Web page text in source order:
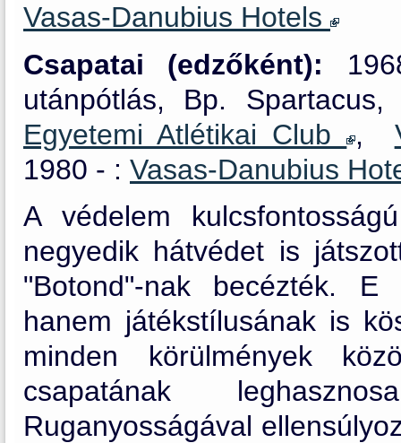
Vasas-Danubius Hotels
Csapatai (edzőként):
utánpótlás, Bp.
Egyetemi Atlétikai Club ,
1980 - : Vasas-Danubius
A védelem
negyedik hátvédet is
"Botond"-nak becézték.
hanem játékstílusának is
minden körülmények
csapatának
Ruganyosságával